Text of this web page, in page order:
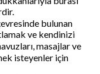
bulunan
ve kendinizi
masajlar ve
isteyenler için